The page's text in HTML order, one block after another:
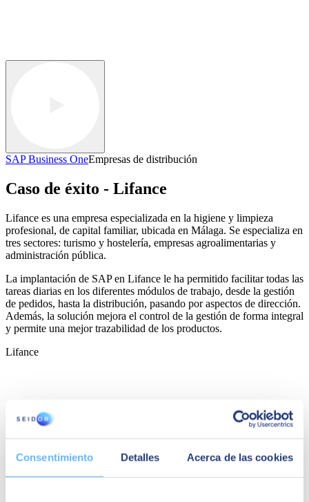
Consentimiento Detalles Acerca de las cookies
SAP Business OneEmpresas de distribución
Caso de éxito - Lifance
Lifance es una empresa especializada en la higiene y limpieza
profesional, de capital familiar, ubicada en Málaga. Se especializa en
tres sectores: turismo y hostelería, empresas agroalimentarias y
administración pública.
La implantación de SAP en Lifance le ha permitido facilitar todas las
tareas diarias en los diferentes módulos de trabajo, desde la gestión
de pedidos, hasta la distribución, pasando por aspectos de dirección.
Además, la solución mejora el control de la gestión de forma integral
y permite una mejor trazabilidad de los productos.
Lifance